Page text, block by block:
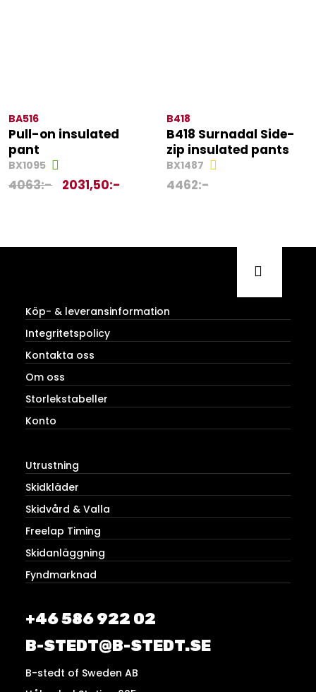
BA516
Pull-on insulated
pant
BX1095
4063:- 2031,50:-
B418
B418 Surnadal Side-
zip insulated pants
BX1487
4462:-
Köp- & leveransinformation
Integritetspolicy
Kontakta oss
Om oss
Storlekstabeller
Konto
Utrustning
Skidkläder
Skidvård & Valla
Freelap Timing
Skidanläggning
Fyndmarknad
+46 586 922 02
B-STEDT@B-STEDT.SE
B-stedt of Sweden AB